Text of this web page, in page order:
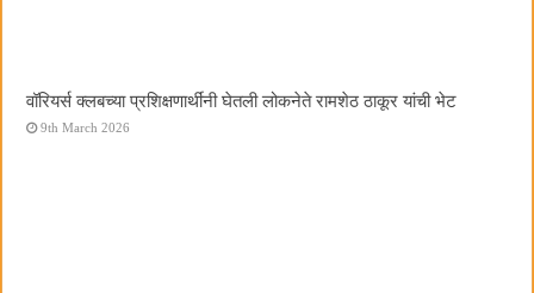
वॉरियर्स क्लबच्या प्रशिक्षणार्थींनी घेतली लोकनेते रामशेठ ठाकूर यांची भेट
9th March 2026